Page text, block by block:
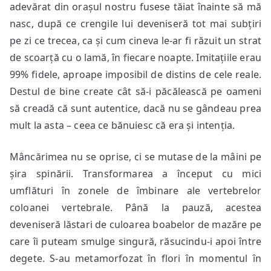
adevărat din orașul nostru fusese tăiat înainte să mă
nasc, după ce crengile lui deveniseră tot mai subțiri
pe zi ce trecea, ca și cum cineva le-ar fi răzuit un strat
de scoarță cu o lamă, în fiecare noapte. Imitațiile erau
99% fidele, aproape imposibil de distins de cele reale.
Destul de bine create cât să-i păcălească pe oameni
să creadă că sunt autentice, dacă nu se gândeau prea
mult la asta – ceea ce bănuiesc că era și intenția.
Mâncărimea nu se oprise, ci se mutase de la mâini pe
șira spinării. Transformarea a început cu mici
umflături în zonele de îmbinare ale vertebrelor
coloanei vertebrale. Până la pauză, acestea
deveniseră lăstari de culoarea boabelor de mazăre pe
care îi puteam smulge singură, răsucindu-i apoi între
degete. S-au metamorfozat în flori în momentul în